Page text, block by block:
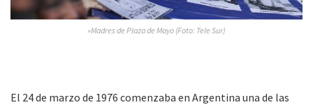
»Madres de Plaza de Mayo (Foto: Tele Sur)
El 24 de marzo de 1976 comenzaba en Argentina una de las